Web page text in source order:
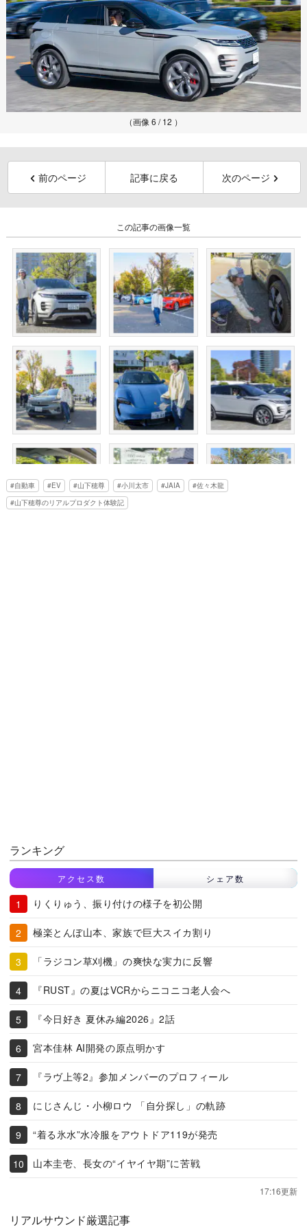
（画像 6 / 12 ）
前のページ 記事に戻る 次のページ
この記事の画像一覧
自動車 EV 山下穂尊 小川太市 JAIA
佐々木龍
山下穂尊のリアルプロダクト体験記
ランキング
アクセス数 シェア数
りくりゅう、振り付けの様子を初公開
極楽とんぼ山本、家族で巨大スイカ割り
「ラジコン草刈機」の爽快な実力に反響
『RUST』の夏はVCRからニコニコ老人会へ
『今日好き 夏休み編2026』2話
宮本佳林 AI開発の原点明かす
『ラヴ上等2』参加メンバーのプロフィール
にじさんじ・小柳ロウ 「自分探し」の軌跡
“着る氷水”水冷服をアウトドア119が発売
山本圭壱、長女の“イヤイヤ期”に苦戦
17:16更新
リアルサウンド厳選記事